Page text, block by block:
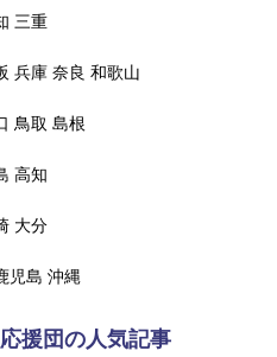
三重
兵庫 奈良 和歌山
鳥取 島根
高知
大分
児島 沖縄
援団の人気記事